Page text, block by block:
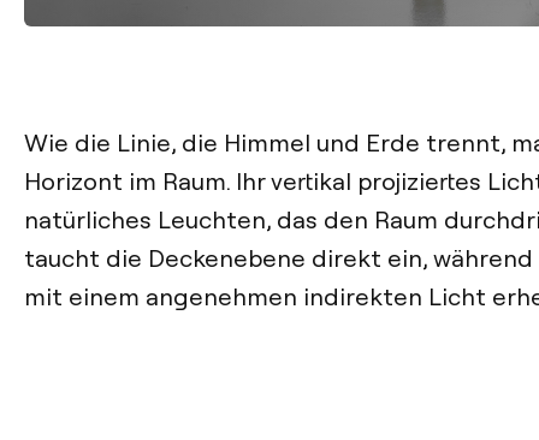
Wie die Linie, die Himmel und Erde trennt,
Horizont im Raum. Ihr vertikal projiziertes
natürliches Leuchten, das den Raum
taucht die Deckenebene direkt ein,
mit einem angenehmen indirekten Licht